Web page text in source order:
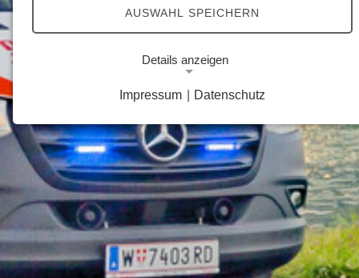
AUSWAHL SPEICHERN
Details anzeigen
Notwendige Cookies ermöglichen grundlegende
Funktionen und sind für die einwandfreie Funktion
der Website erforderlich.
Google Analytics Opt-Out-Cookie
Name:
gaOptout
Impressum Datenschutz